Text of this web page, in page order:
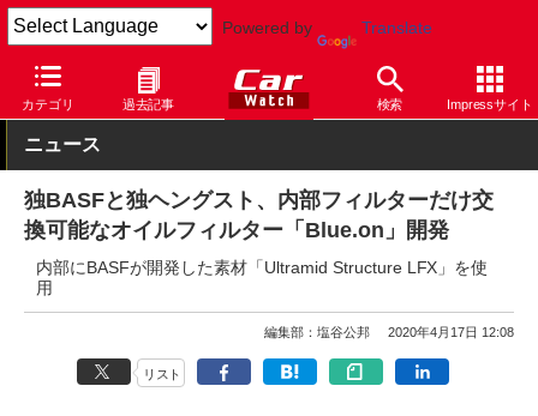
Powered by Translate
カテゴリ 過去記事 検索 Impressサイト
Car Watch 技術 その他
ニュース
独BASFと独ヘングスト、内部フィルターだけ交
換可能なオイルフィルター「Blue.on」開発
内部にBASFが開発した素材「Ultramid Structure LFX」を使
用
編集部：塩谷公邦 2020年4月17日 12:08
リスト